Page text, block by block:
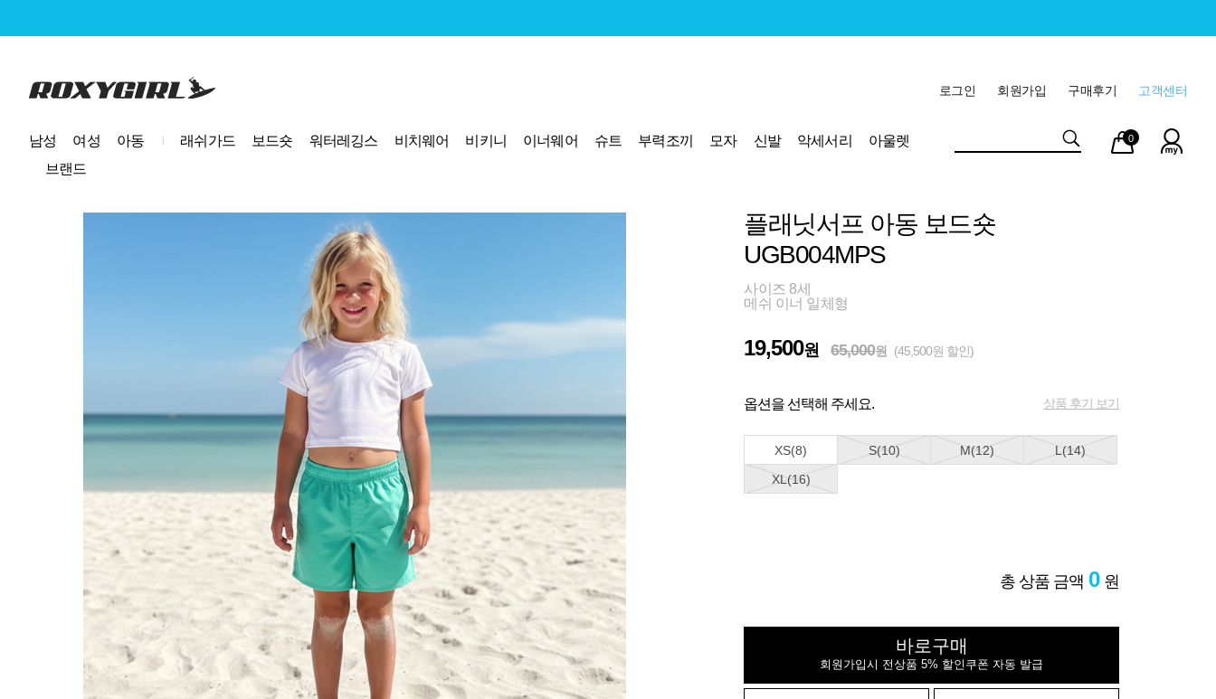
로고 고객센터
구매후기
회원가입
로그인
남성 여성 아동 래쉬가드 보드숏 워터레깅스 비치웨어 비키니 이너웨어 슈트 부력조끼 모자 신발 악세서리
아울렛
브랜드
마이
페이
장바
구니
0
플래닛서프 아동 보드숏
UGB004MPS
사이즈 8세
메쉬 이너 일체형
19,500원 65,000원 (45,500원 할인)
옵션을 선택해 주세요. 상품 후기 보기
XS(8) S(10) M(12)
L(14)
XL(16)
총 상품 금액 0 원
바로구매
회원가입시 전상품 5% 할인쿠폰 자동 발급